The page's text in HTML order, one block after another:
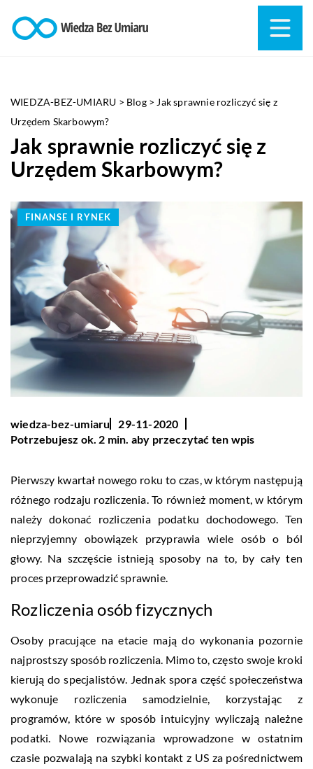
WIEDZA-BEZ-UMIARU > Blog> Jak sprawnie rozliczyć się z
Urzędem Skarbowym?
Jak sprawnie rozliczyć się z
Urzędem Skarbowym?
FINANSE I RYNEK
wiedza-bez-umiaru
29-11-2020
Potrzebujesz ok. 2 min. aby przeczytać ten wpis
Pierwszy kwartał nowego roku to czas, w którym następują
różnego rodzaju rozliczenia. To również moment, w którym
należy dokonać rozliczenia podatku dochodowego. Ten
nieprzyjemny obowiązek przyprawia wiele osób o ból
głowy. Na szczęście istnieją sposoby na to, by cały ten
proces przeprowadzić sprawnie.
Rozliczenia osób fizycznych
Osoby pracujące na etacie mają do wykonania pozornie
najprostszy sposób rozliczenia. Mimo to, często swoje kroki
kierują do specjalistów. Jednak spora część społeczeństwa
wykonuje rozliczenia samodzielnie, korzystając z
programów, które w sposób intuicyjny wyliczają należne
podatki. Nowe rozwiązania wprowadzone w ostatnim
czasie pozwalają na szybki kontakt z US za pośrednictwem